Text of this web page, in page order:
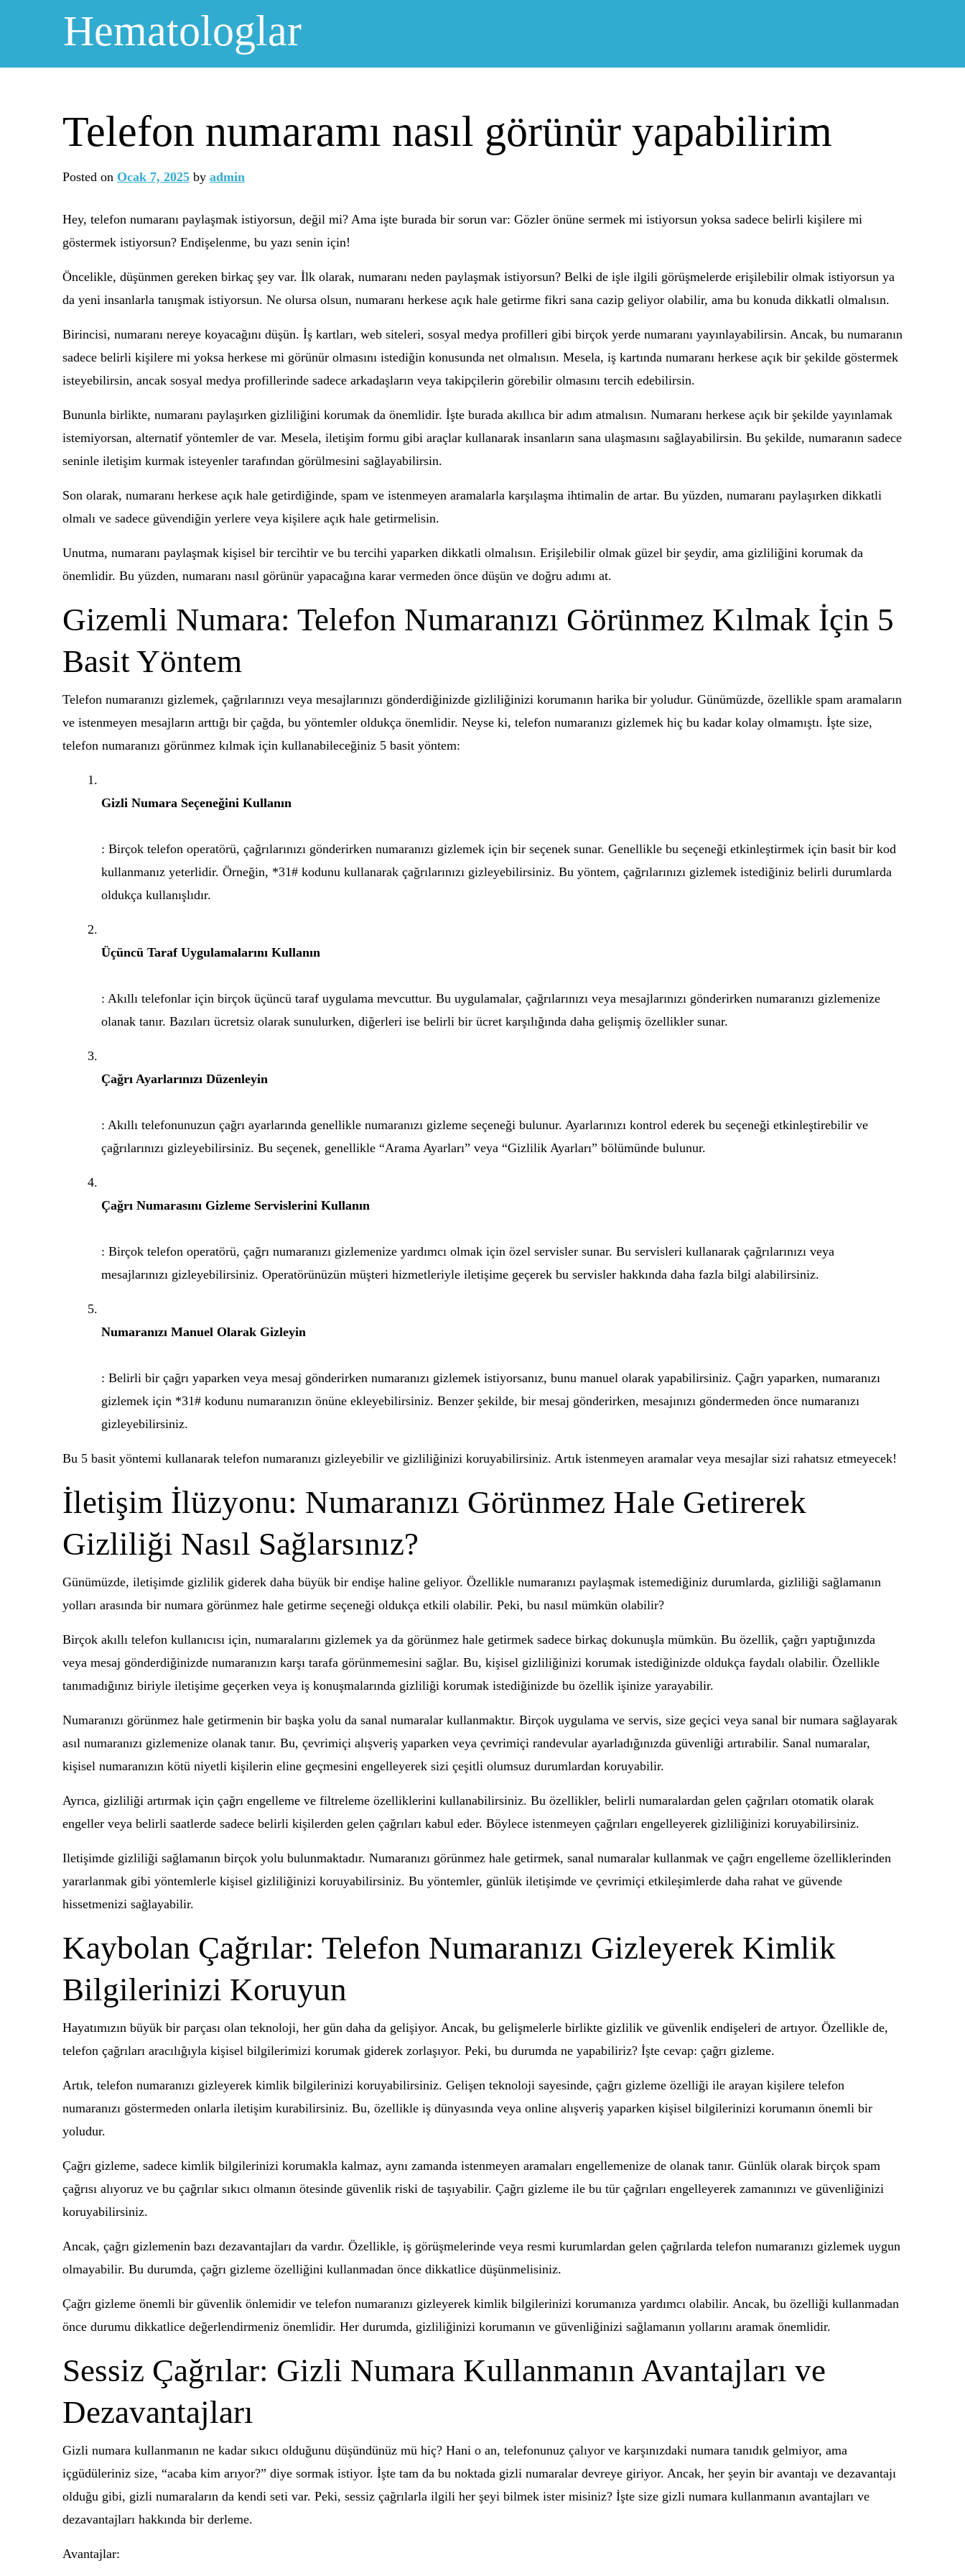
Hematologlar
Telefon numaramı nasıl görünür yapabilirim
Posted on Ocak 7, 2025 by admin
Hey, telefon numaranı paylaşmak istiyorsun, değil mi? Ama işte burada bir sorun var: Gözler önüne sermek mi istiyorsun yoksa sadece belirli kişilere mi
göstermek istiyorsun? Endişelenme, bu yazı senin için!
Öncelikle, düşünmen gereken birkaç şey var. İlk olarak, numaranı neden paylaşmak istiyorsun? Belki de işle ilgili görüşmelerde erişilebilir olmak istiyorsun ya
da yeni insanlarla tanışmak istiyorsun. Ne olursa olsun, numaranı herkese açık hale getirme fikri sana cazip geliyor olabilir, ama bu konuda dikkatli olmalısın.
Birincisi, numaranı nereye koyacağını düşün. İş kartları, web siteleri, sosyal medya profilleri gibi birçok yerde numaranı yayınlayabilirsin. Ancak, bu numaranın
sadece belirli kişilere mi yoksa herkese mi görünür olmasını istediğin konusunda net olmalısın. Mesela, iş kartında numaranı herkese açık bir şekilde göstermek
isteyebilirsin, ancak sosyal medya profillerinde sadece arkadaşların veya takipçilerin görebilir olmasını tercih edebilirsin.
Bununla birlikte, numaranı paylaşırken gizliliğini korumak da önemlidir. İşte burada akıllıca bir adım atmalısın. Numaranı herkese açık bir şekilde yayınlamak
istemiyorsan, alternatif yöntemler de var. Mesela, iletişim formu gibi araçlar kullanarak insanların sana ulaşmasını sağlayabilirsin. Bu şekilde, numaranın sadece
seninle iletişim kurmak isteyenler tarafından görülmesini sağlayabilirsin.
Son olarak, numaranı herkese açık hale getirdiğinde, spam ve istenmeyen aramalarla karşılaşma ihtimalin de artar. Bu yüzden, numaranı paylaşırken dikkatli
olmalı ve sadece güvendiğin yerlere veya kişilere açık hale getirmelisin.
Unutma, numaranı paylaşmak kişisel bir tercihtir ve bu tercihi yaparken dikkatli olmalısın. Erişilebilir olmak güzel bir şeydir, ama gizliliğini korumak da
önemlidir. Bu yüzden, numaranı nasıl görünür yapacağına karar vermeden önce düşün ve doğru adımı at.
Gizemli Numara: Telefon Numaranızı Görünmez Kılmak İçin 5
Basit Yöntem
Telefon numaranızı gizlemek, çağrılarınızı veya mesajlarınızı gönderdiğinizde gizliliğinizi korumanın harika bir yoludur. Günümüzde, özellikle spam aramaların
ve istenmeyen mesajların arttığı bir çağda, bu yöntemler oldukça önemlidir. Neyse ki, telefon numaranızı gizlemek hiç bu kadar kolay olmamıştı. İşte size,
telefon numaranızı görünmez kılmak için kullanabileceğiniz 5 basit yöntem:
Gizli Numara Seçeneğini Kullanın
: Birçok telefon operatörü, çağrılarınızı gönderirken numaranızı gizlemek için bir seçenek sunar. Genellikle bu seçeneği etkinleştirmek için basit bir kod
kullanmanız yeterlidir. Örneğin, *31# kodunu kullanarak çağrılarınızı gizleyebilirsiniz. Bu yöntem, çağrılarınızı gizlemek istediğiniz belirli durumlarda
oldukça kullanışlıdır.
Üçüncü Taraf Uygulamalarını Kullanın
: Akıllı telefonlar için birçok üçüncü taraf uygulama mevcuttur. Bu uygulamalar, çağrılarınızı veya mesajlarınızı gönderirken numaranızı gizlemenize
olanak tanır. Bazıları ücretsiz olarak sunulurken, diğerleri ise belirli bir ücret karşılığında daha gelişmiş özellikler sunar.
Çağrı Ayarlarınızı Düzenleyin
: Akıllı telefonunuzun çağrı ayarlarında genellikle numaranızı gizleme seçeneği bulunur. Ayarlarınızı kontrol ederek bu seçeneği etkinleştirebilir ve
çağrılarınızı gizleyebilirsiniz. Bu seçenek, genellikle “Arama Ayarları” veya “Gizlilik Ayarları” bölümünde bulunur.
Çağrı Numarasını Gizleme Servislerini Kullanın
: Birçok telefon operatörü, çağrı numaranızı gizlemenize yardımcı olmak için özel servisler sunar. Bu servisleri kullanarak çağrılarınızı veya
mesajlarınızı gizleyebilirsiniz. Operatörünüzün müşteri hizmetleriyle iletişime geçerek bu servisler hakkında daha fazla bilgi alabilirsiniz.
Numaranızı Manuel Olarak Gizleyin
: Belirli bir çağrı yaparken veya mesaj gönderirken numaranızı gizlemek istiyorsanız, bunu manuel olarak yapabilirsiniz. Çağrı yaparken, numaranızı
gizlemek için *31# kodunu numaranızın önüne ekleyebilirsiniz. Benzer şekilde, bir mesaj gönderirken, mesajınızı göndermeden önce numaranızı
gizleyebilirsiniz.
Bu 5 basit yöntemi kullanarak telefon numaranızı gizleyebilir ve gizliliğinizi koruyabilirsiniz. Artık istenmeyen aramalar veya mesajlar sizi rahatsız etmeyecek!
İletişim İlüzyonu: Numaranızı Görünmez Hale Getirerek
Gizliliği Nasıl Sağlarsınız?
Günümüzde, iletişimde gizlilik giderek daha büyük bir endişe haline geliyor. Özellikle numaranızı paylaşmak istemediğiniz durumlarda, gizliliği sağlamanın
yolları arasında bir numara görünmez hale getirme seçeneği oldukça etkili olabilir. Peki, bu nasıl mümkün olabilir?
Birçok akıllı telefon kullanıcısı için, numaralarını gizlemek ya da görünmez hale getirmek sadece birkaç dokunuşla mümkün. Bu özellik, çağrı yaptığınızda
veya mesaj gönderdiğinizde numaranızın karşı tarafa görünmemesini sağlar. Bu, kişisel gizliliğinizi korumak istediğinizde oldukça faydalı olabilir. Özellikle
tanımadığınız biriyle iletişime geçerken veya iş konuşmalarında gizliliği korumak istediğinizde bu özellik işinize yarayabilir.
Numaranızı görünmez hale getirmenin bir başka yolu da sanal numaralar kullanmaktır. Birçok uygulama ve servis, size geçici veya sanal bir numara sağlayarak
asıl numaranızı gizlemenize olanak tanır. Bu, çevrimiçi alışveriş yaparken veya çevrimiçi randevular ayarladığınızda güvenliği artırabilir. Sanal numaralar,
kişisel numaranızın kötü niyetli kişilerin eline geçmesini engelleyerek sizi çeşitli olumsuz durumlardan koruyabilir.
Ayrıca, gizliliği artırmak için çağrı engelleme ve filtreleme özelliklerini kullanabilirsiniz. Bu özellikler, belirli numaralardan gelen çağrıları otomatik olarak
engeller veya belirli saatlerde sadece belirli kişilerden gelen çağrıları kabul eder. Böylece istenmeyen çağrıları engelleyerek gizliliğinizi koruyabilirsiniz.
Iletişimde gizliliği sağlamanın birçok yolu bulunmaktadır. Numaranızı görünmez hale getirmek, sanal numaralar kullanmak ve çağrı engelleme özelliklerinden
yararlanmak gibi yöntemlerle kişisel gizliliğinizi koruyabilirsiniz. Bu yöntemler, günlük iletişimde ve çevrimiçi etkileşimlerde daha rahat ve güvende
hissetmenizi sağlayabilir.
Kaybolan Çağrılar: Telefon Numaranızı Gizleyerek Kimlik
Bilgilerinizi Koruyun
Hayatımızın büyük bir parçası olan teknoloji, her gün daha da gelişiyor. Ancak, bu gelişmelerle birlikte gizlilik ve güvenlik endişeleri de artıyor. Özellikle de,
telefon çağrıları aracılığıyla kişisel bilgilerimizi korumak giderek zorlaşıyor. Peki, bu durumda ne yapabiliriz? İşte cevap: çağrı gizleme.
Artık, telefon numaranızı gizleyerek kimlik bilgilerinizi koruyabilirsiniz. Gelişen teknoloji sayesinde, çağrı gizleme özelliği ile arayan kişilere telefon
numaranızı göstermeden onlarla iletişim kurabilirsiniz. Bu, özellikle iş dünyasında veya online alışveriş yaparken kişisel bilgilerinizi korumanın önemli bir
yoludur.
Çağrı gizleme, sadece kimlik bilgilerinizi korumakla kalmaz, aynı zamanda istenmeyen aramaları engellemenize de olanak tanır. Günlük olarak birçok spam
çağrısı alıyoruz ve bu çağrılar sıkıcı olmanın ötesinde güvenlik riski de taşıyabilir. Çağrı gizleme ile bu tür çağrıları engelleyerek zamanınızı ve güvenliğinizi
koruyabilirsiniz.
Ancak, çağrı gizlemenin bazı dezavantajları da vardır. Özellikle, iş görüşmelerinde veya resmi kurumlardan gelen çağrılarda telefon numaranızı gizlemek uygun
olmayabilir. Bu durumda, çağrı gizleme özelliğini kullanmadan önce dikkatlice düşünmelisiniz.
Çağrı gizleme önemli bir güvenlik önlemidir ve telefon numaranızı gizleyerek kimlik bilgilerinizi korumanıza yardımcı olabilir. Ancak, bu özelliği kullanmadan
önce durumu dikkatlice değerlendirmeniz önemlidir. Her durumda, gizliliğinizi korumanın ve güvenliğinizi sağlamanın yollarını aramak önemlidir.
Sessiz Çağrılar: Gizli Numara Kullanmanın Avantajları ve
Dezavantajları
Gizli numara kullanmanın ne kadar sıkıcı olduğunu düşündünüz mü hiç? Hani o an, telefonunuz çalıyor ve karşınızdaki numara tanıdık gelmiyor, ama
içgüdüleriniz size, “acaba kim arıyor?” diye sormak istiyor. İşte tam da bu noktada gizli numaralar devreye giriyor. Ancak, her şeyin bir avantajı ve dezavantajı
olduğu gibi, gizli numaraların da kendi seti var. Peki, sessiz çağrılarla ilgili her şeyi bilmek ister misiniz? İşte size gizli numara kullanmanın avantajları ve
dezavantajları hakkında bir derleme.
Avantajlar: